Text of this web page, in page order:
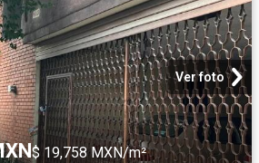
Ver foto
$ 19,758 MXN/m²